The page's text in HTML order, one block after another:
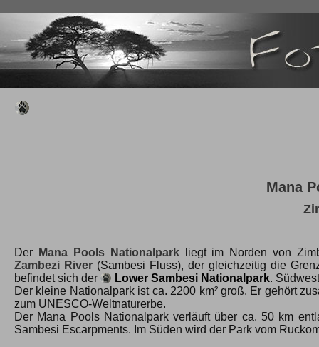
Mana
Der Mana Pools Nationalparkliegt im Norden von
Zambezi River(Sambesi Fluss), der gleichzeitig die
befindet sich der
Lower Sambesi Nationalpark.
Der kleine Nationalpark ist ca. 2200 km² groß. Er gehört
zum UNESCO-Weltnaturerbe.
Der Mana Pools Nationalpark verläuft über ca. 50 km
Sambesi Escarpments. Im Süden wird der Park vom